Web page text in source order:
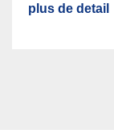
plus de detail